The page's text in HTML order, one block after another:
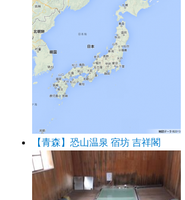
【青森】恐山温泉 宿坊 吉祥閣